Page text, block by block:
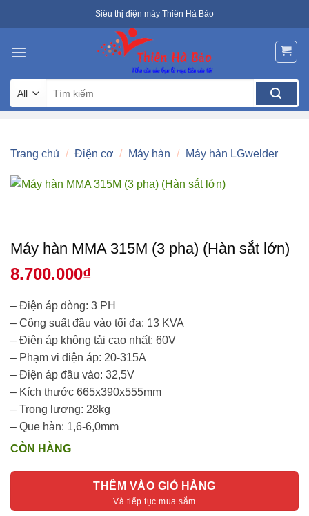
to
Siêu thị điện máy Thiên Hà Bảo
kiếm:
Trang chủ / Điện cơ / Máy hàn / Máy hàn LGwelder
Máy hàn MMA 315M (3 pha) (Hàn sắt lớn)
8.700.000₫
– Điện áp dòng: 3 PH
– Công suất đầu vào tối đa: 13 KVA
– Điện áp không tải cao nhất: 60V
– Phạm vi điện áp: 20-315A
– Điện áp đầu vào: 32,5V
– Kích thước 665x390x555mm
– Trọng lượng: 28kg
– Que hàn: 1,6-6,0mm
CÒN HÀNG
THÊM VÀO GIỎ HÀNG